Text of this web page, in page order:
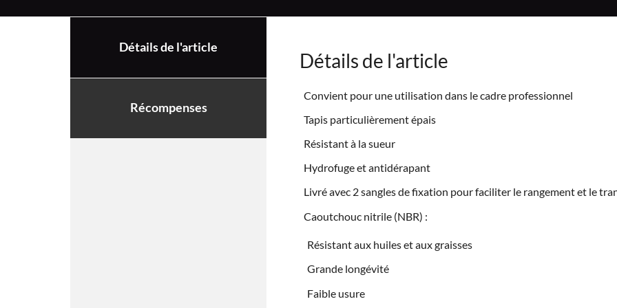
Détails de l'article
Récompenses
Détails de l'article
Convient pour une utilisation dans le cadre professionnel
Tapis particulièrement épais
Résistant à la sueur
Hydrofuge et antidérapant
Livré avec 2 sangles de fixation pour faciliter le rangement et le
Caoutchouc nitrile (NBR) :
Résistant aux huiles et aux graisses
Grande longévité
Faible usure